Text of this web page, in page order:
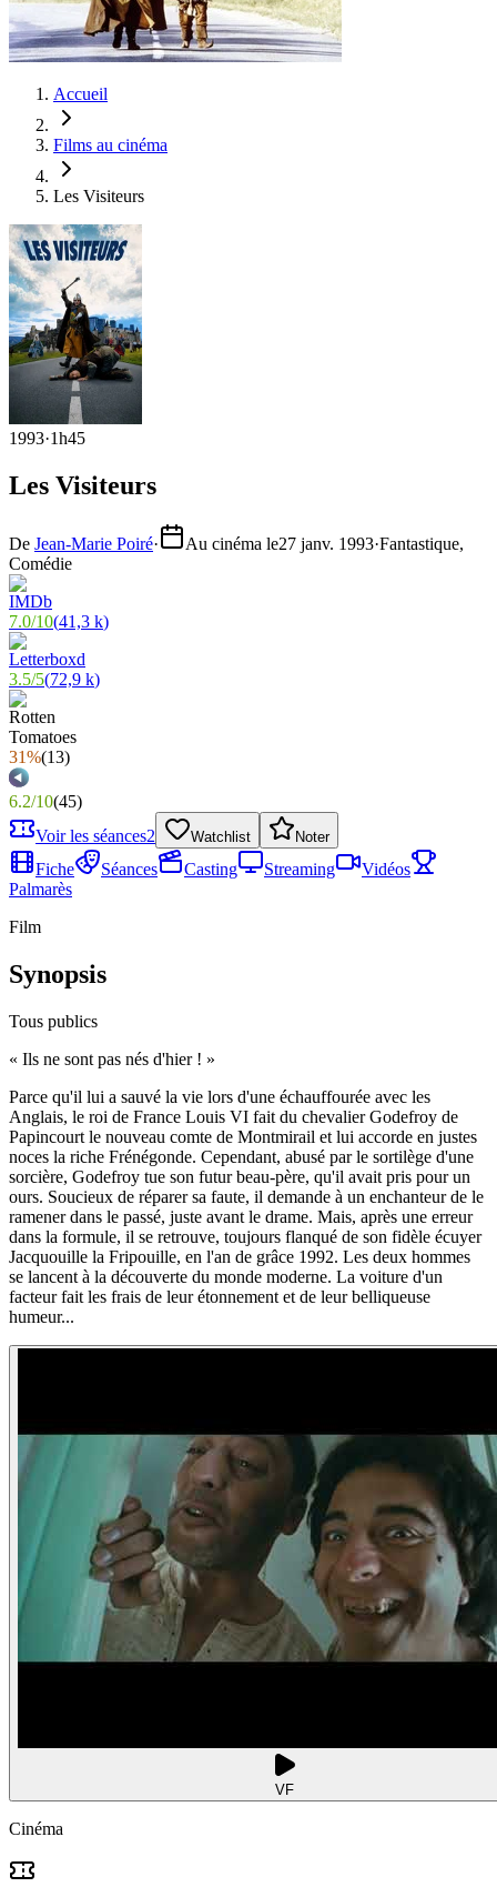
Accueil
Films au cinéma
Les Visiteurs
1993·1h45
Les Visiteurs
De Jean-Marie Poiré· Au cinéma le27 janv. 1993·Fantastique,
Comédie
7.0/10(41,3 k)
3.5/5(72,9 k)
31%(13)
6.2/10(45)
Voir les séances2 Watchlist Noter
Fiche Séances Casting Streaming
Vidéos
Palmarès
Film
Synopsis
Tous publics
« Ils ne sont pas nés d'hier ! »
Parce qu'il lui a sauvé la vie lors d'une échauffourée avec les
Anglais, le roi de France Louis VI fait du chevalier Godefroy de
Papincourt le nouveau comte de Montmirail et lui accorde en justes
noces la riche Frénégonde. Cependant, abusé par le sortilège d'une
sorcière, Godefroy tue son futur beau-père, qu'il avait pris pour un
ours. Soucieux de réparer sa faute, il demande à un enchanteur de le
ramener dans le passé, juste avant le drame. Mais, après une erreur
dans la formule, il se retrouve, toujours flanqué de son fidèle écuyer
Jacquouille la Fripouille, en l'an de grâce 1992. Les deux hommes
se lancent à la découverte du monde moderne. La voiture d'un
facteur fait les frais de leur étonnement et de leur belliqueuse
humeur...
VF
Cinéma